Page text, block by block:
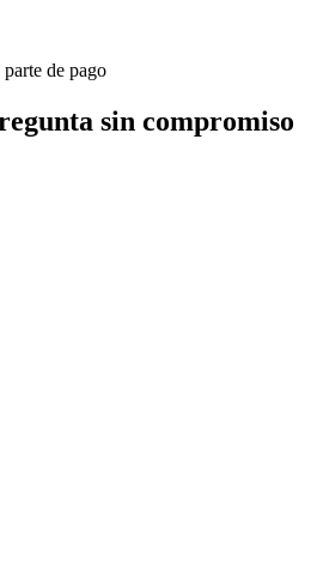
de pago
sin compromiso